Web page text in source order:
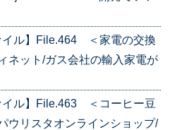
イル】File.464 ＜家電の交換
ネット/ガス会社の輸入家電が
イル】File.463 ＜コーヒー豆
ウリスタオンラインショップ/